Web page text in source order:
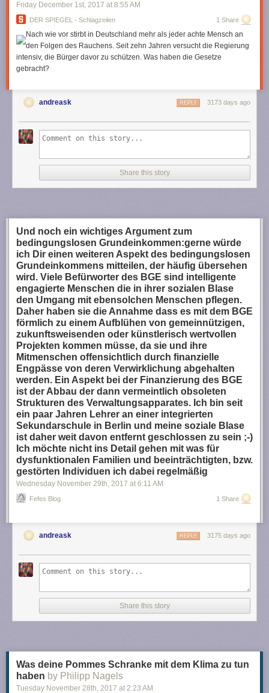
Friday December 1st, 2017 at 8:55 AM
DER SPIEGEL - Schlagzeilen 1 Share
Nach wie vor stirbt in Deutschland mehr als jeder achte Mensch an
den Folgen des Rauchens. Seit zehn Jahren versucht die Regierung
intensiv, die Bürger davor zu schützen. Was haben die Gesetze
gebracht?
andreask 3173 days ago
REPLY
Share this story
Und noch ein wichtiges Argument zum
bedingungslosen Grundeinkommen:gerne würde
ich Dir einen weiteren Aspekt des bedingungslosen
Grundeinkommens mitteilen, der häufig übersehen
wird. Viele Befürworter des BGE sind intelligente
engagierte Menschen die in ihrer sozialen Blase
den Umgang mit ebensolchen Menschen pflegen.
Daher haben sie die Annahme dass es mit dem BGE
förmlich zu einem Aufblühen von gemeinnützigen,
zukunftsweisenden oder künstlerisch wertvollen
Projekten kommen müsse, da sie und ihre
Mitmenschen offensichtlich durch finanzielle
Engpässe von deren Verwirklichung abgehalten
werden. Ein Aspekt bei der Finanzierung des BGE
ist der Abbau der dann vermeintlich obsoleten
Strukturen des Verwaltungsapparates. Ich bin seit
ein paar Jahren Lehrer an einer integrierten
Sekundarschule in Berlin und meine soziale Blase
ist daher weit davon entfernt geschlossen zu sein ;-)
Ich möchte nicht ins Detail gehen mit was für
dysfunktionalen Familien und beeinträchtigten, bzw.
gestörten Individuen ich dabei regelmäßig
Wednesday November 29th, 2017 at 6:11 AM
Fefes Blog 1 Share
andreask 3175 days ago
REPLY
Share this story
Was deine Pommes Schranke mit dem Klima zu tun
haben by Philipp Nagels
Tuesday November 28th, 2017 at 2:23 AM